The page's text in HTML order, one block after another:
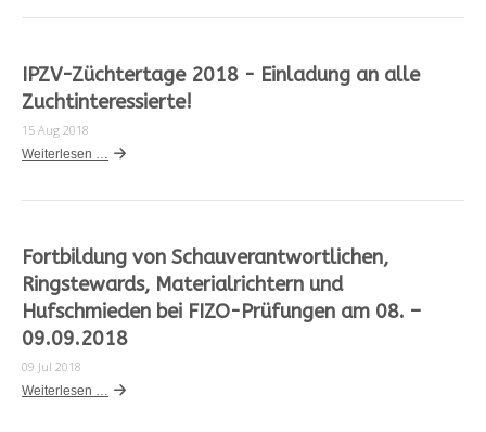
IPZV-Züchtertage 2018 - Einladung an alle
Zuchtinteressierte!
15 Aug 2018
Weiterlesen …
Fortbildung von Schauverantwortlichen,
Ringstewards, Materialrichtern und
Hufschmieden bei FIZO-Prüfungen am 08. –
09.09.2018
09 Jul 2018
Weiterlesen …